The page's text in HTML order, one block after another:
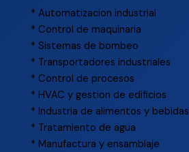
* Automatizacion industrial
* Control de maquinaria
* Sistemas de bombeo
* Transportadores industriales
* Control de procesos
* HVAC y gestion de edificios
* Industria de alimentos y bebidas
* Tratamiento de agua
* Manufactura y ensamblaje